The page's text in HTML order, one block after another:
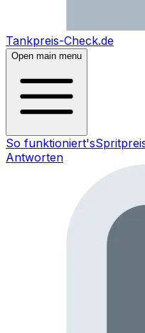
Tankpreis-Check.de
Open main menu
So funktioniert's
Antworten